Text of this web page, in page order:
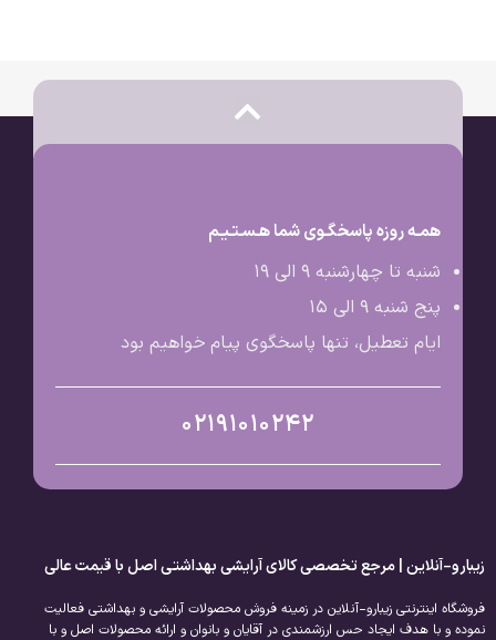
همـه روزه پاسخگـوی شما هـسـتـیـم
شنبه تا چهارشنبه 9 الی ۱۹
پنج شنبه 9 الی ۱۵
ایام تعطیل، تنها پاسخگوی پیام خواهیم بود
02191010242
زیبارو-آنلاین | مرجع تخصصی کالای آرایشی بهداشتی اصل با قیمت عالی
فروشگاه اینترنتی زیبارو-آنلاین در زمینه فروش محصولات آرایشی و بهداشتی فعالیت
نموده و با هدف ایجاد حس ارزشمندی در آقایان و بانوان و ارائه محصولات اصل و با